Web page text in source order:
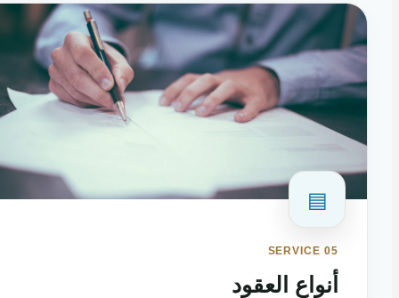
▤
SERVICE 05
أنواع العقود